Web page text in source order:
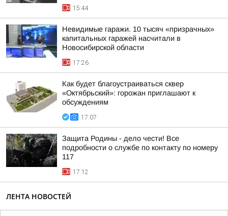
15:44
Невидимые гаражи. 10 тысяч «призрачных»
капитальных гаражей насчитали в
Новосибирской области
17:26
Как будет благоустраиваться сквер
«Октябрьский»: горожан приглашают к
обсуждениям
17:07
Защита Родины - дело чести! Все
подробности о службе по контакту по номеру
117
17:12
ЛЕНТА НОВОСТЕЙ